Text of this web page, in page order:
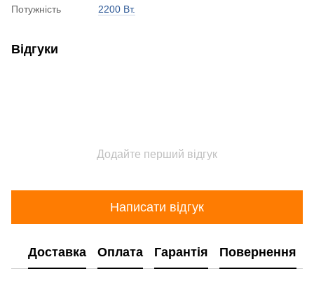
Потужність
2200 Вт.
Відгуки
Додайте перший відгук
Написати відгук
Доставка Оплата Гарантія Повернення